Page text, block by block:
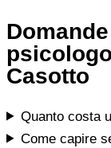
Casotto
Quanto costa
Come capire